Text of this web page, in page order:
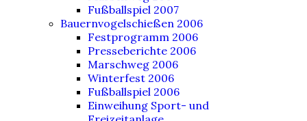
Fußballspiel 2007
Bauernvogelschießen 2006
Festprogramm 2006
Presseberichte 2006
Marschweg 2006
Winterfest 2006
Fußballspiel 2006
Einweihung Sport- und